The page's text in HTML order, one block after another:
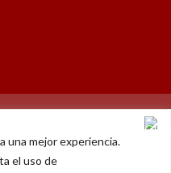
una mejor experiencia.
el uso de
Instagram
X